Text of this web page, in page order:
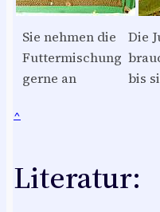
Sie nehmen die
Futtermischung
gerne an
Die
bis
^
Literatur: